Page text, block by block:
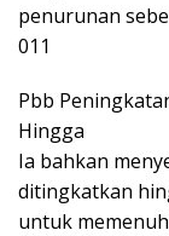
penurunan
011
Pbb
Hingga
Ia bahkan
ditingkatkan
untuk